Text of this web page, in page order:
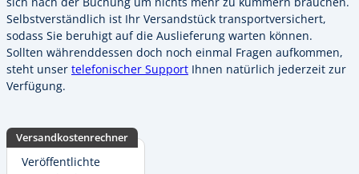
Selbstverständlich ist Ihr Versandstück transportversichert,
sodass Sie beruhigt auf die Auslieferung warten können.
Sollten währenddessen doch noch einmal Fragen aufkommen,
steht unser telefonischer Support Ihnen natürlich jederzeit zur
Verfügung.
Versandkostenrechner
Veröffentlichte